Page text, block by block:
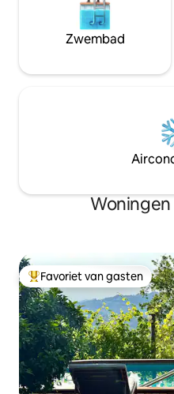
Zwembad
Topfavoriet van gasten
Favoriet van gasten